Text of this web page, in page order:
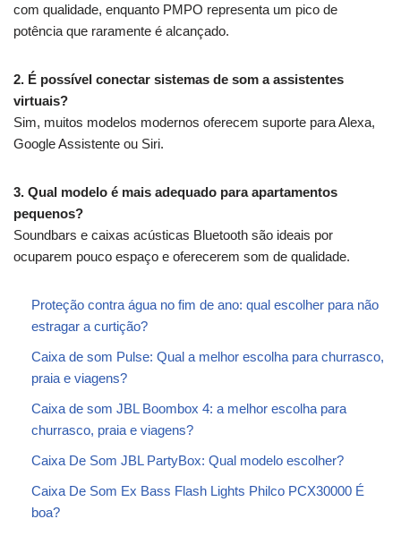
com qualidade, enquanto PMPO representa um pico de
potência que raramente é alcançado.
2. É possível conectar sistemas de som a assistentes
virtuais?
Sim, muitos modelos modernos oferecem suporte para Alexa,
Google Assistente ou Siri.
3. Qual modelo é mais adequado para apartamentos
pequenos?
Soundbars e caixas acústicas Bluetooth são ideais por
ocuparem pouco espaço e oferecerem som de qualidade.
Proteção contra água no fim de ano: qual escolher para não
estragar a curtição?
Caixa de som Pulse: Qual a melhor escolha para churrasco,
praia e viagens?
Caixa de som JBL Boombox 4: a melhor escolha para
churrasco, praia e viagens?
Caixa De Som JBL PartyBox: Qual modelo escolher?
Caixa De Som Ex Bass Flash Lights Philco PCX30000 É
boa?